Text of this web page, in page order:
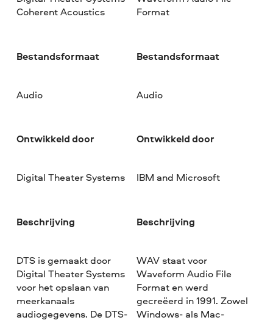
Coherent Acoustics
Bestandsformaat
Audio
Ontwikkeld door
Digital Theater Systems
Beschrijving
DTS is gemaakt door
Digital Theater Systems
voor het opslaan van
meerkanaals
audiogegevens. De DTS-
Format
Bestandsformaat
Audio
Ontwikkeld door
IBM and Microsoft
Beschrijving
WAV staat voor
Waveform Audio File
Format en werd
gecreëerd in 1991. Zowel
Windows- als Mac-